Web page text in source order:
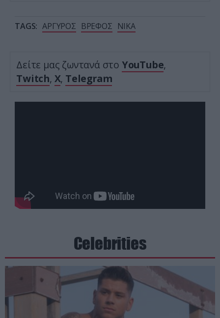
TAGS: ΑΡΓΥΡΟΣ ΒΡΕΦΟΣ ΝΙΚΑ
Δείτε μας ζωντανά στο YouTube,
Twitch, X, Telegram
Celebrities